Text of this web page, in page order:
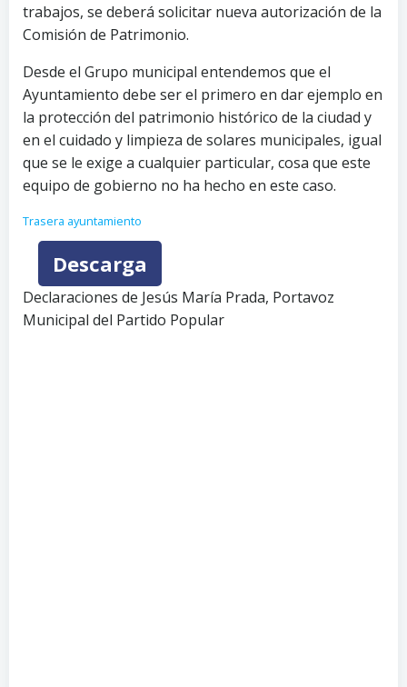
trabajos, se deberá solicitar nueva autorización de la
Comisión de Patrimonio.
Desde el Grupo municipal entendemos que el
Ayuntamiento debe ser el primero en dar ejemplo en
la protección del patrimonio histórico de la ciudad y
en el cuidado y limpieza de solares municipales, igual
que se le exige a cualquier particular, cosa que este
equipo de gobierno no ha hecho en este caso.
Trasera ayuntamiento
Descarga
Declaraciones de Jesús María Prada, Portavoz
Municipal del Partido Popular